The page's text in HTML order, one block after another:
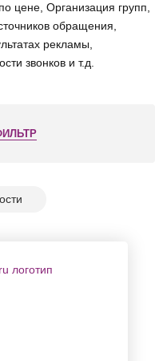
цене, Организация групп,
обращения,
рекламы,
звонков и т.д.